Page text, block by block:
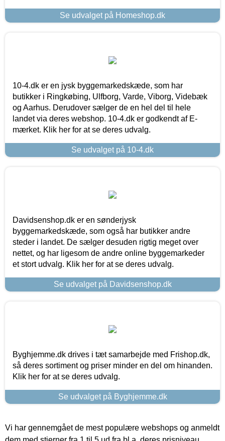
Se udvalget på Homeshop.dk
10-4.dk er en jysk byggemarkedskæde, som har
butikker i Ringkøbing, Ulfborg, Varde, Viborg, Videbæk
og Aarhus. Derudover sælger de en hel del til hele
landet via deres webshop. 10-4.dk er godkendt af E-
mærket. Klik her for at se deres udvalg.
Se udvalget på 10-4.dk
Davidsenshop.dk er en sønderjysk
byggemarkedskæde, som også har butikker andre
steder i landet. De sælger desuden rigtig meget over
nettet, og har ligesom de andre online byggemarkeder
et stort udvalg. Klik her for at se deres udvalg.
Se udvalget på Davidsenshop.dk
Byghjemme.dk drives i tæt samarbejde med Frishop.dk,
så deres sortiment og priser minder en del om hinanden.
Klik her for at se deres udvalg.
Se udvalget på Byghjemme.dk
Vi har gennemgået de mest populære webshops og anmeldt